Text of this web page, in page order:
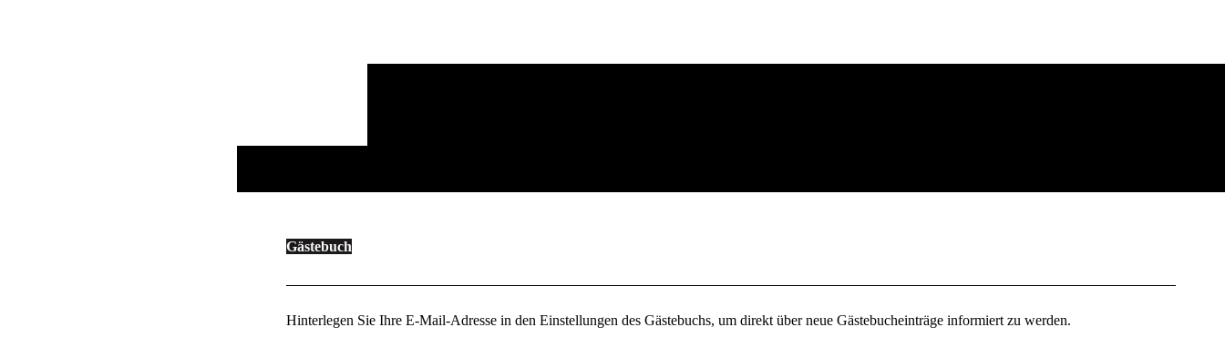
Gästebuch
Hinterlegen Sie Ihre E-Mail-Adresse in den Einstellungen des Gästebuchs, um direkt über neue Gästebucheinträge informiert zu werden.